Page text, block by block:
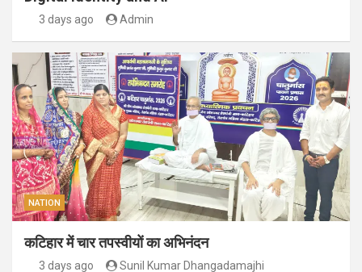
3 days ago Admin
NATION
कटिहार में चार तपस्वीयों का अभिनंदन
3 days ago Sunil Kumar Dhangadamajhi